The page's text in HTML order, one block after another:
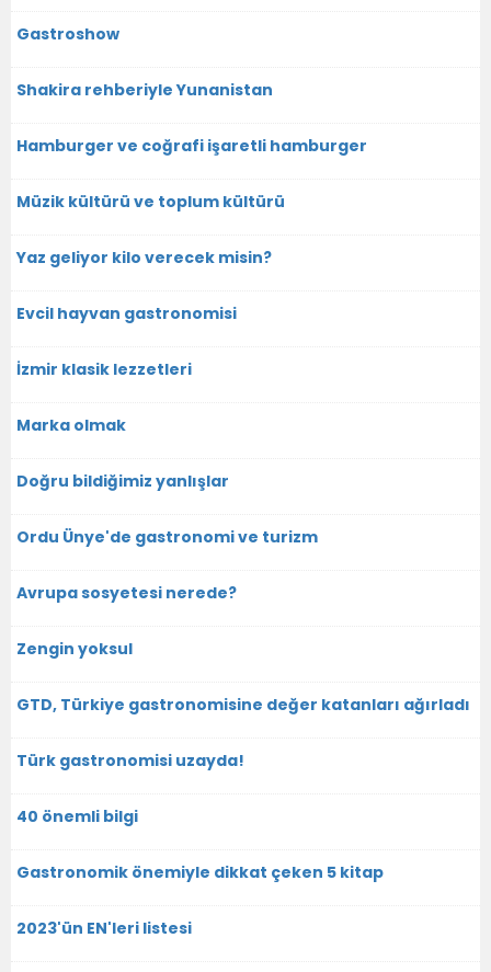
Gastroshow
Shakira rehberiyle Yunanistan
Hamburger ve coğrafi işaretli hamburger
Müzik kültürü ve toplum kültürü
Yaz geliyor kilo verecek misin?
Evcil hayvan gastronomisi
İzmir klasik lezzetleri
Marka olmak
Doğru bildiğimiz yanlışlar
Ordu Ünye'de gastronomi ve turizm
Avrupa sosyetesi nerede?
Zengin yoksul
GTD, Türkiye gastronomisine değer katanları ağırladı
Türk gastronomisi uzayda!
40 önemli bilgi
Gastronomik önemiyle dikkat çeken 5 kitap
2023'ün EN'leri listesi